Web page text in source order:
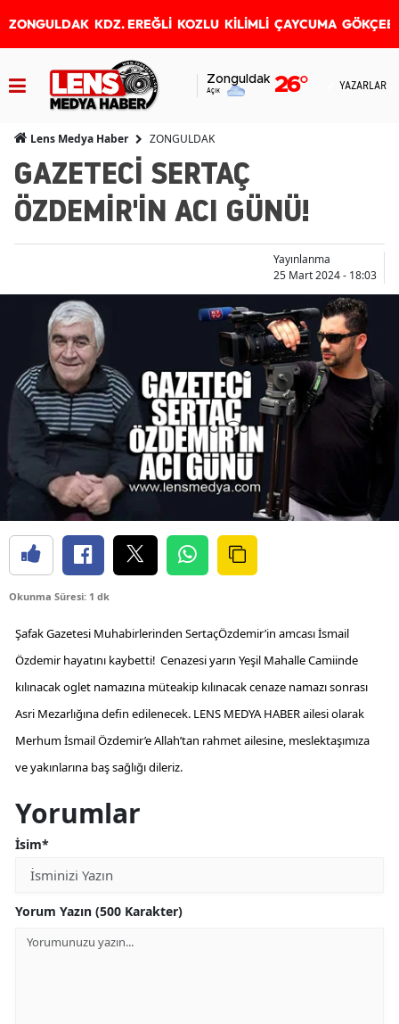
ZONGULDAK KDZ. EREĞLİ KOZLU KİLİMLİ ÇAYCUMA
Zonguldak
Açık 26° YAZARLAR
Lens Medya Haber ZONGULDAK
GAZETECİ SERTAÇ
ÖZDEMİR'İN ACI GÜNÜ!
Yayınlanma
25 Mart 2024 - 18:03
Okunma Süresi: 1 dk
Şafak Gazetesi Muhabirlerinden SertaçÖzdemir’in amcası İsmail
Özdemir hayatını kaybetti! Cenazesi yarın Yeşil Mahalle Camiinde
kılınacak oglet namazına müteakip kılınacak cenaze namazı sonrası
Asri Mezarlığına defin edilenecek. LENS MEDYA HABER ailesi olarak
Merhum İsmail Özdemir’e Allah’tan rahmet ailesine, meslektaşımıza
ve yakınlarına baş sağlığı dileriz.
Yorumlar
İsim*
Yorum Yazın (500 Karakter)